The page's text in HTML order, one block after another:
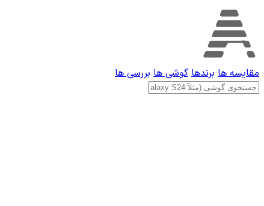
مقایسه ها برندها گوشی ها بررسی ها